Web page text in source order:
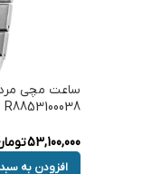
R8853100038
53,100,000
افزودن به